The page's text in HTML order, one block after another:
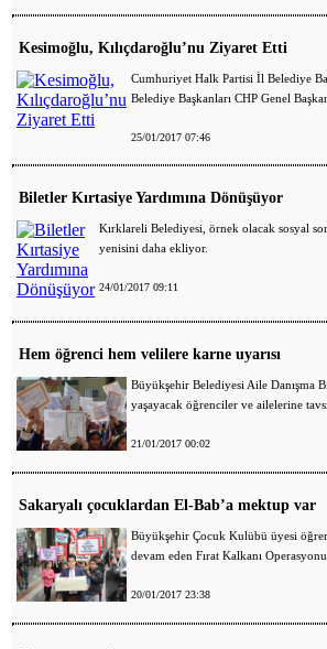
Kesimoğlu, Kılıçdaroğlu’nu Ziyaret Etti
Cumhuriyet Halk Partisi İl Belediye
Belediye Başkanları CHP Genel
25/01/2017 07:46
Biletler Kırtasiye Yardımına Dönüşüyor
Kırklareli Belediyesi, örnek olacak sosyal
yenisini daha ekliyor.
24/01/2017 09:11
Hem öğrenci hem velilere karne uyarısı
Büyükşehir Belediyesi Aile Danışma
yaşayacak öğrenciler ve ailelerine
21/01/2017 00:02
Sakaryalı çocuklardan El-Bab’a mektup var
Büyükşehir Çocuk Kulübü üyesi
devam eden Fırat Kalkanı
20/01/2017 23:38